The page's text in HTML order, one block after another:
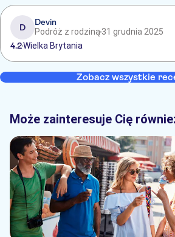
D
Devin
Podróż z rodziną 31 grudnia 2025
4.2Wielka Brytania
Zobacz wszystkie
Może zainteresuje Cię